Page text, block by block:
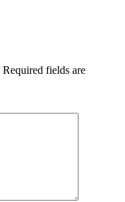
Required fields are